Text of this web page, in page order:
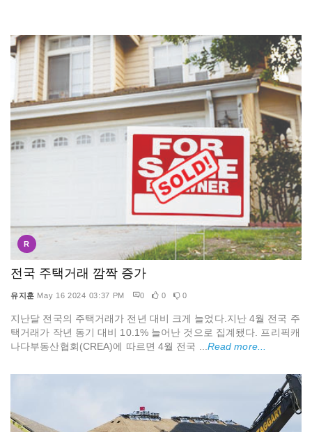
R
전국 주택거래 깜짝 증가
유지훈 May 16 2024 03:37 PM 0 0 0
지난달 전국의 주택거래가 전년 대비 크게 늘었다.지난 4월 전국 주
택거래가 작년 동기 대비 10.1% 늘어난 것으로 집계됐다. 프리픽캐
나다부동산협회(CREA)에 따르면 4월 전국 ... Read more...